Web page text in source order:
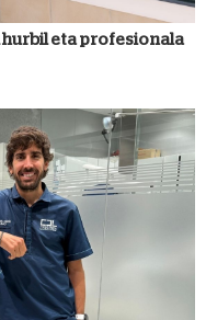
eta profesionala